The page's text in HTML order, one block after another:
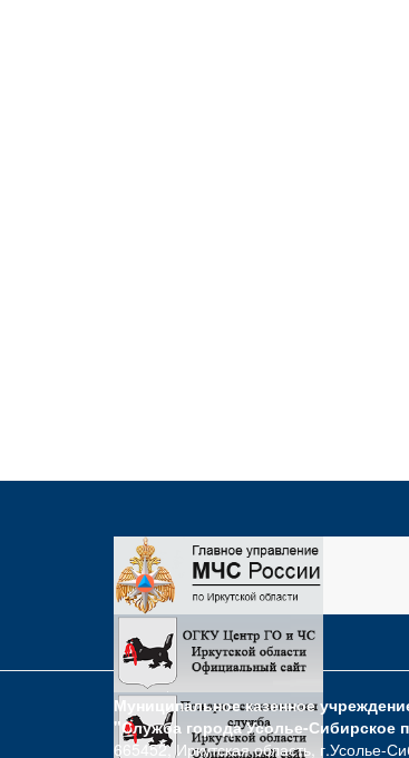
Муниципальное казенное
"Служба города Усолье-
665452, Иркутская область, г.Усолье-